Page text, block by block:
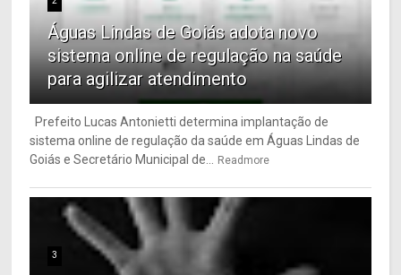
Águas Lindas de Goiás adota novo
sistema online de regulação na saúde
para agilizar atendimento
Prefeito Lucas Antonietti determina implantação de
sistema online de regulação da saúde em Águas Lindas de
Goiás e Secretário Municipal de... Readmore
3